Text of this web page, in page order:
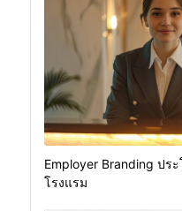
Employer Branding ปร
โรงแรม